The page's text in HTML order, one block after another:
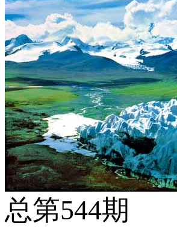
总第544期